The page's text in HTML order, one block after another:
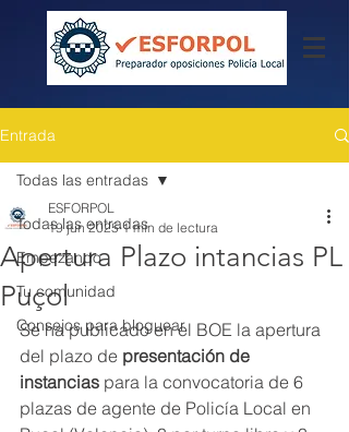
Entrada
Todas las entradas
Empezando
Tu comunidad
Consejos para bloguear
Todas las entradas
Apertura Plazo intancias PL
Puçol
ESFORPOL
19 jun 2025 1 min de lectura
Se ha publicado en el BOE la apertura
del plazo de presentación de
instancias para la convocatoria de 6
plazas de agente de Policía Local en